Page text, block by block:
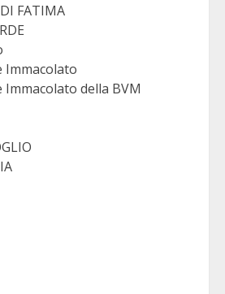
FATIMA
Immacolato
della BVM